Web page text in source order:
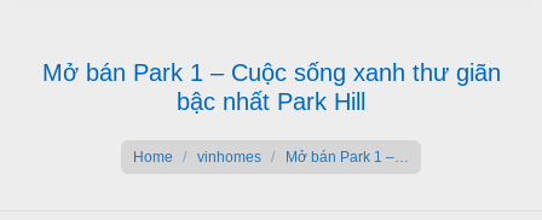
Mở bán Park 1 – Cuộc sống xanh thư giãn
bậc nhất Park Hill
Home vinhomes Mở bán Park 1 –…